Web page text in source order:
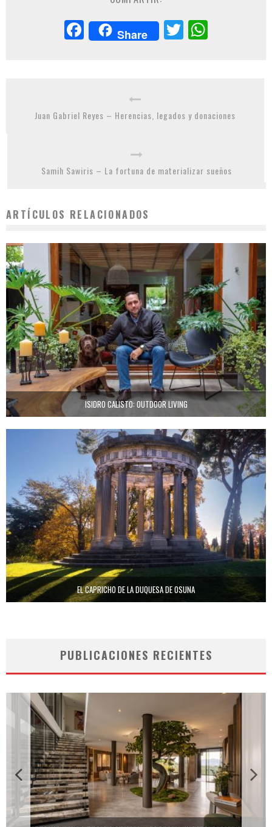
Facebook
Share Twitter
Juan Gabriel Reyes – Herencias, legados y donaciones
Samih Sawiris – La fortuna de materializar sueños
ARTÍCULOS RELACIONADOS
ISIDRO CALISTO: OUTDOOR LIVING
EL CAPRICHO DE LA DUQUESA DE OSUNA
PUBLICACIONES RECIENTES